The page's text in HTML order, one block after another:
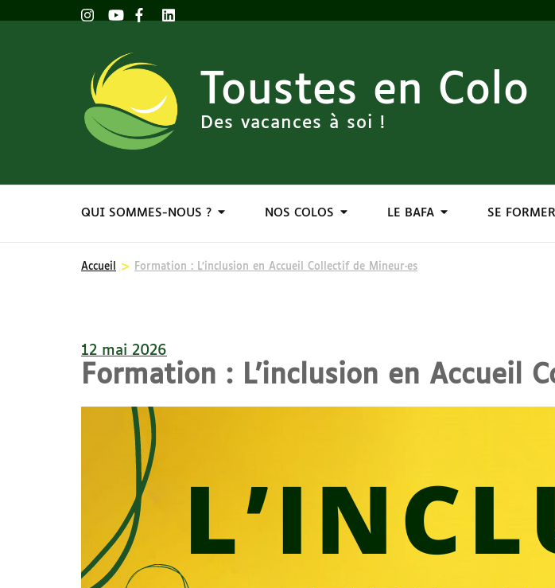
Toustes en Colo
Des vacances à soi !
QUI SOMMES-NOUS ? NOS COLOS LE BAFA SE FORMER
Accueil > Formation : L’inclusion en Accueil Collectif de Mineur·es
12 mai 2026
Formation : L’inclusion en Accueil